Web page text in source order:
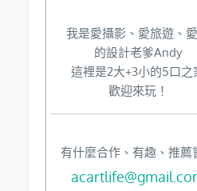
我是愛攝影、愛旅遊、
的設計老爹Andy
這裡是2大+3小的5口之
歡迎來玩！
有什麼合作、有趣、推薦